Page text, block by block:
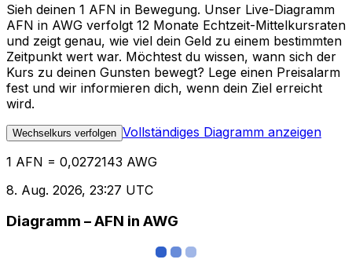
Sieh deinen 1 AFN in Bewegung. Unser Live-Diagramm
AFN in AWG verfolgt 12 Monate Echtzeit-Mittelkursraten
und zeigt genau, wie viel dein Geld zu einem bestimmten
Zeitpunkt wert war. Möchtest du wissen, wann sich der
Kurs zu deinen Gunsten bewegt? Lege einen Preisalarm
fest und wir informieren dich, wenn dein Ziel erreicht
wird.
Wechselkurs verfolgen Vollständiges Diagramm anzeigen
1 AFN = 0,0272143 AWG
8. Aug. 2026, 23:27 UTC
Diagramm – AFN in AWG